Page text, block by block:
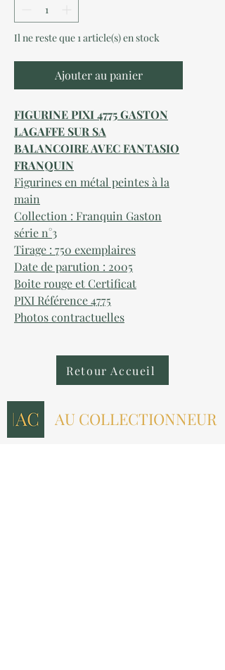
Il ne reste que 1 article(s) en stock
Ajouter au panier
FIGURINE PIXI 4775 GASTON
LAGAFFE SUR SA
BALANCOIRE AVEC FANTASIO
FRANQUIN
Figurines en métal peintes à la
main
Collection : Franquin Gaston
série n°3
Tirage : 750 exemplaires
Date de parution : 2005
Boite rouge et Certificat
PIXI Référence4775
Photos contractuelles
Retour Accueil
AU COLLECTIONNEUR